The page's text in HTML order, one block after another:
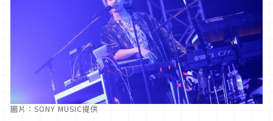
圖片：SONY MUSIC提供